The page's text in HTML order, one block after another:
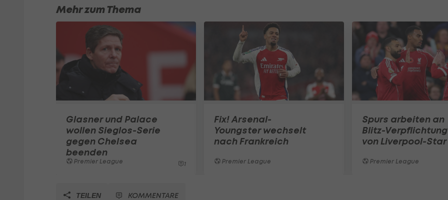
Mehr zum Thema
Glasner und Palace
wollen Sieglos-Serie
gegen Chelsea
beenden
Premier League 1
Fix! Arsenal-
Youngster wechselt
nach Frankreich
Premier League
Spurs arbeiten an
Blitz-Verpflichtung
von Liverpool-Star
Premier League
TEILEN KOMMENTARE